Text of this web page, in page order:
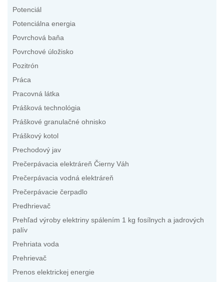
Potenciál
Potenciálna energia
Povrchová baňa
Povrchové úložisko
Pozitrón
Práca
Pracovná látka
Prášková technológia
Práškové granulačné ohnisko
Práškový kotol
Prechodový jav
Prečerpávacia elektráreň Čierny Váh
Prečerpávacia vodná elektráreň
Prečerpávacie čerpadlo
Predhrievač
Prehľad výroby elektriny spálením 1 kg fosílnych a jadrových
palív
Prehriata voda
Prehrievač
Prenos elektrickej energie